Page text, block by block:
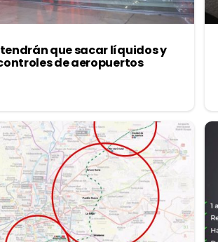
que sacar líquidos y
de aeropuertos